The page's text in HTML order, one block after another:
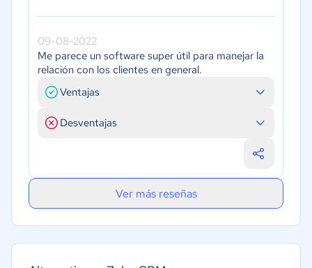
09-08-2022
Me parece un software super útil para manejar la
relación con los clientes en general.
Ventajas
Desventajas
Ver más reseñas